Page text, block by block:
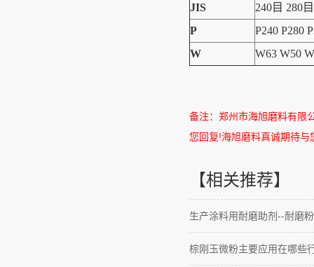
JIS
240目 280
P
P240 P280
W
W63 W50
备注：郑州市海旭磨料有限
您回复!海旭磨料真诚期待与
【相关推荐】
生产涂料用耐磨助剂--耐磨粉
棕刚玉微粉主要应用在哪些